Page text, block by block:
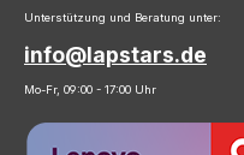
Unterstützung und Beratung unter:
info@lapstars.de
Mo-Fr, 09:00 - 17:00 Uhr